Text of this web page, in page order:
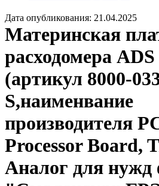
Дата опубликования: 21.04.2025
Материнская
расходомера
(артикул 8000-
S,наименвание
производителя
Processor Board,
Аналог для нужд